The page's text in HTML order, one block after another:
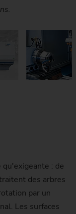
: de
des arbres
par un
Les surfaces